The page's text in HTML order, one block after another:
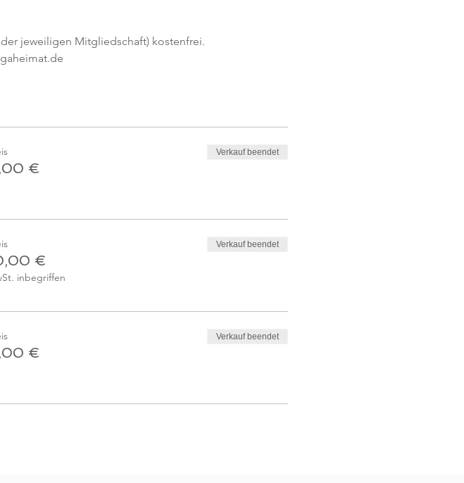
jeweiligen Mitgliedschaft) kostenfrei.
€
Verkauf beendet
€
inbegriffen
Verkauf beendet
€
Verkauf beendet